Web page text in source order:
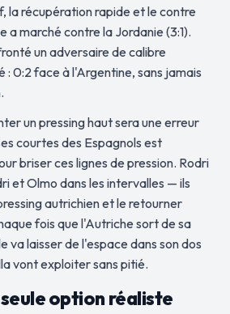
la récupération rapide et le contre
a marché contre la Jordanie (3:1).
un adversaire de calibre
: 0:2 face à l'Argentine, sans jamais
un pressing haut sera une erreur
courtes des Espagnols est
briser ces lignes de pression. Rodri
et Olmo dans les intervalles — ils
autrichien et le retourner
fois que l'Autriche sort de sa
va laisser de l'espace dans son dos
vont exploiter sans pitié.
seule option réaliste